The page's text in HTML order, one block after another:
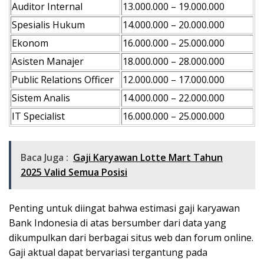
Auditor Internal
13.000.000 – 19.000.000
Spesialis Hukum
14.000.000 – 20.000.000
Ekonom
16.000.000 – 25.000.000
Asisten Manajer
18.000.000 – 28.000.000
Public Relations Officer
12.000.000 – 17.000.000
Sistem Analis
14.000.000 – 22.000.000
IT Specialist
16.000.000 – 25.000.000
Baca Juga : Gaji Karyawan Lotte Mart Tahun
2025 Valid Semua Posisi
Penting untuk diingat bahwa estimasi gaji karyawan
Bank Indonesia di atas bersumber dari data yang
dikumpulkan dari berbagai situs web dan forum online.
Gaji aktual dapat bervariasi tergantung pada